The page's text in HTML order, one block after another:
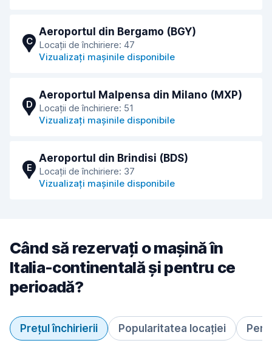
C
Aeroportul din Bergamo (BGY)
Locații de închiriere: 47
Vizualizați mașinile disponibile
D
Aeroportul Malpensa din Milano (MXP)
Locații de închiriere: 51
Vizualizați mașinile disponibile
E
Aeroportul din Brindisi (BDS)
Locații de închiriere: 37
Vizualizați mașinile disponibile
Când să rezervați o mașină în
Italia-continentală și pentru ce
perioadă?
Prețul închirierii Popularitatea locației